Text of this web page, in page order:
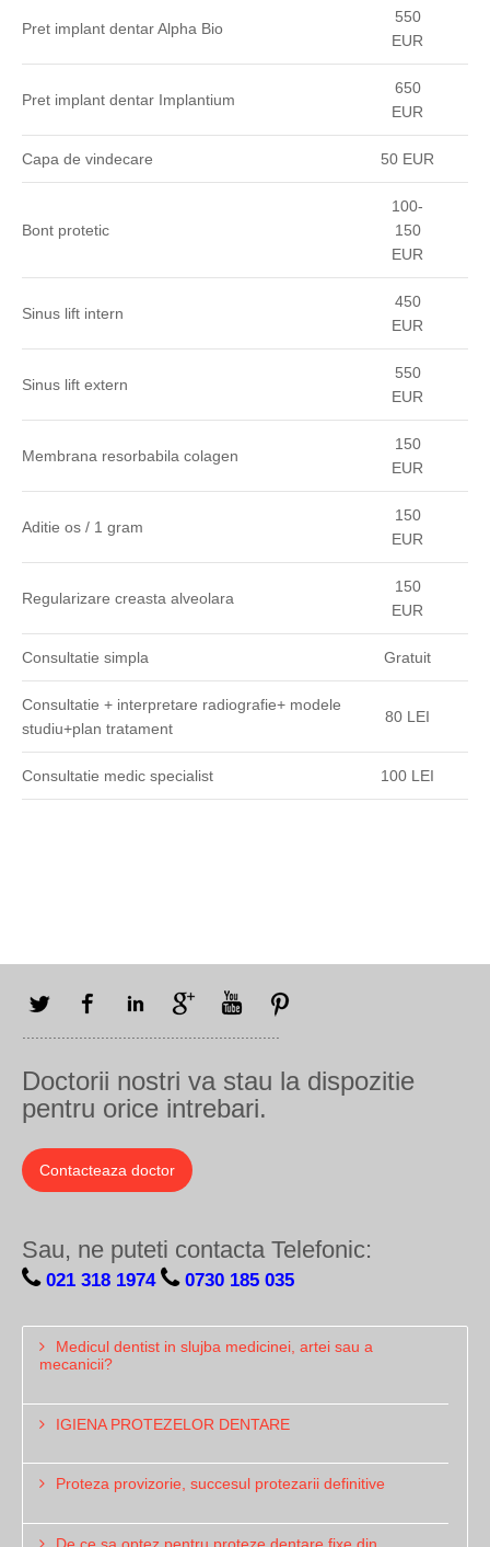
Pret implant dentar Alpha Bio
550
EUR
Pret implant dentar Implantium
650
EUR
Capa de vindecare 50 EUR
Bont protetic
100-
150
EUR
Sinus lift intern
450
EUR
Sinus lift extern
550
EUR
Membrana resorbabila colagen
150
EUR
Aditie os / 1 gram
150
EUR
Regularizare creasta alveolara
150
EUR
Consultatie simpla Gratuit
Consultatie + interpretare radiografie+ modele
studiu+plan tratament
80 LEI
Consultatie medic specialist 100 LEI
Twitter FacebookLinkedIn Google+ YouTube
Doctorii nostri va stau la dispozitie
pentru orice intrebari.
Contacteaza doctor
Sau, ne puteti contacta Telefonic:
021 318 1974 0730 185 035
Medicul dentist in slujba medicinei, artei sau a
mecanicii?
IGIENA PROTEZELOR DENTARE
Proteza provizorie, succesul protezarii definitive
De ce sa optez pentru proteze dentare fixe din